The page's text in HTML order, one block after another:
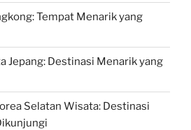
Tempat Menarik yang
Jepang: Destinasi Menarik yang
Selatan Wisata: Destinasi